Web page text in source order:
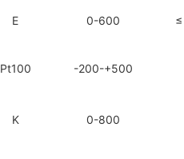
E 0-600
Pt100 -200-+500
K 0-800